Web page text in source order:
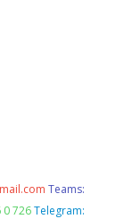
Teams:
0 726 Telegram: